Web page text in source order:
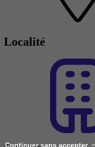
Localité
Continuer sans accepter